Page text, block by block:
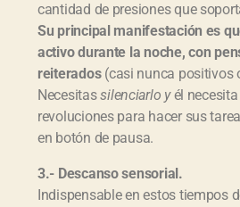
cantidad de presiones que
Su principal manifestación es
activo durante la noche, con
reiterados(casi nunca positivos
Necesitassilenciarlo yél
revoluciones para hacer sus
en botón de pausa.
3.- Descanso sensorial.
Indispensable en estos tiempos